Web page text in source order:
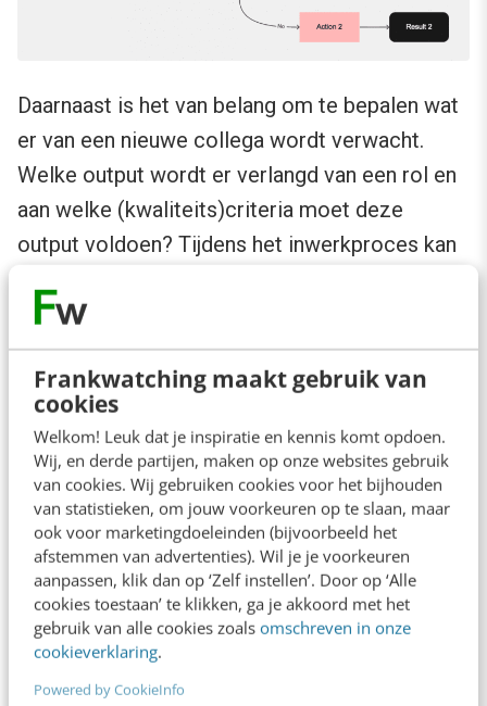
Frankwatching maakt gebruik van
cookies
Welkom! Leuk dat je inspiratie en kennis komt opdoen.
Wij, en derde partijen, maken op onze websites gebruik
van cookies. Wij gebruiken cookies voor het bijhouden
van statistieken, om jouw voorkeuren op te slaan, maar
ook voor marketingdoeleinden (bijvoorbeeld het
afstemmen van advertenties). Wil je je voorkeuren
aanpassen, klik dan op ‘Zelf instellen’. Door op ‘Alle
cookies toestaan’ te klikken, ga je akkoord met het
gebruik van alle cookies zoals omschreven in onze
cookieverklaring.
Powered by CookieInfo
Daarnaast is het van belang om te bepalen wat
er van een nieuwe collega wordt verwacht.
Welke output wordt er verlangd van een rol en
aan welke (kwaliteits)criteria moet deze
output voldoen? Tijdens het inwerkproces kan
te vieren en zichtbaar te maken binnen het
team.
Samenvattend:
Maak werk inzichtelijk, overzichtelijk en
overdraagbaar
Visualiseer de manier waarop jullie werken
in een tool als Miro
Betrek nieuwe medewerkers in een vroeg
stadium bij projecten en accounts
Bepaal wat kwalitatieve/kwantitatieve